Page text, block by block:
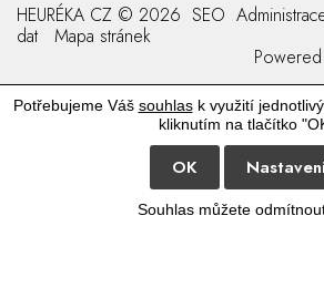
HEURÉKA CZ © 2026 SEO
dat
Mapa stránek
Potřebujeme Váš souhlask využití
kliknutím na tlačítko
OK
Souhlas můžete